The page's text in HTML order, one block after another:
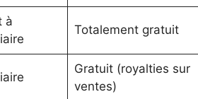
à
Totalement gratuit
Gratuit (royalties sur
ventes)